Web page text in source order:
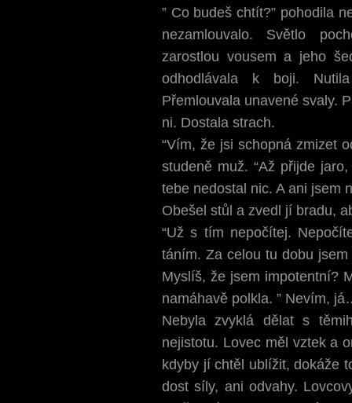
” Co budeš chtít?” pohodila
nezamlouvalo. Světlo
zarostlou vousem a jeho
odhodlávala k boji.
Přemlouvala unavené svaly.
ni. Dostala strach.
“Vím, že jsi schopná zmizet
studeně muž. “Až přijde
tebe nedostal nic. A ani jsem
Obešel stůl a zvedl jí bradu,
“Už s tím nepočítej.
táním. Za celou tu dobu
Myslíš, že jsem impotentní?
namáhavě polkla. ” Nevím,
Nebyla zvyklá dělat s
nejistotu. Lovec měl vztek a
kdyby jí chtěl ublížit, dokáže
dost síly, ani odvahy.